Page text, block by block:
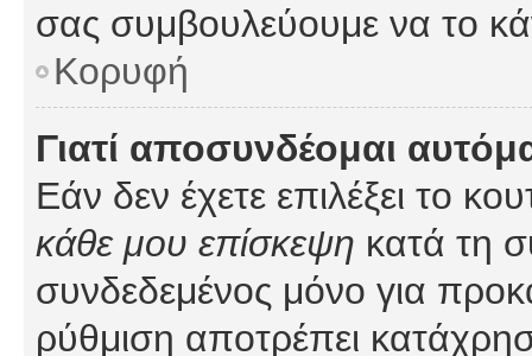
σας συμβουλεύουμε να το
Κορυφή
Γιατί αποσυνδέομαι
Εάν δεν έχετε επιλέξει το
κάθε μου επίσκεψη κατά τη
συνδεδεμένος μόνο για
ρύθμιση αποτρέπει